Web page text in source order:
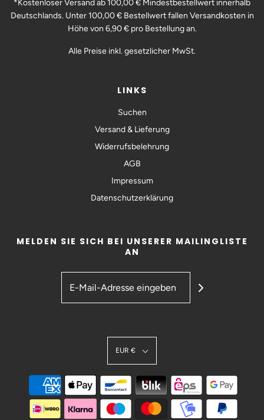
*Kostenloser Versand ab 100,00 € Mindestbestellwert innerhalb
Deutschlands. Unter 100,00 € Bestellwert fallen Versandkosten in
Höhe von 6,90 € pro Bestellung an.
Alle Preise inkl. gesetzlicher MwSt.
LINKS
Suchen
Versand & Lieferung
Widerrufsbelehrung
AGB
Impressum
Datenschutzerklärung
MELDEN SIE SICH BEI UNSERER MAILINGLISTE
AN
EUR €